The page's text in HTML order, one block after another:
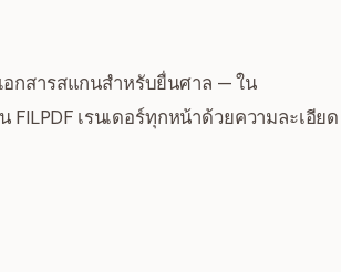
อกสารสแกนสำหรับยื่นศาล — ใน
เรนเดอร์ทุกหน้าด้วยความละเอียด